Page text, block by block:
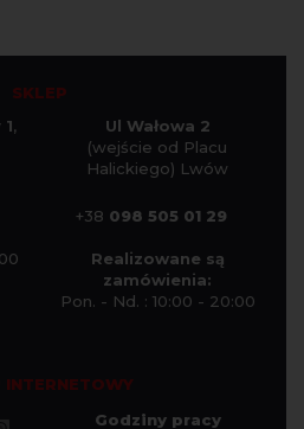
SKLEP
,
Ul Wałowa 2
(wejście od Placu
Halickiego) Lwów
+38 098 505 01 29
Realizowane są
zamówienia:
Pon. - Nd. : 10:00 - 20:00
INTERNETOWY
Godziny pracy